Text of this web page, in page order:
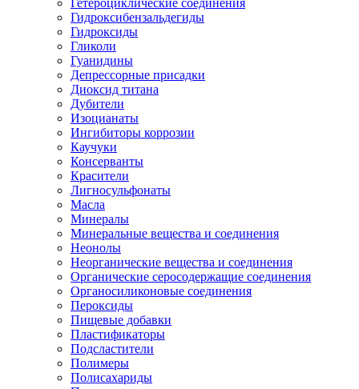
Гетероциклические соединения
Гидроксибензальдегиды
Гидроксиды
Гликоли
Гуанидины
Депрессорные присадки
Диоксид титана
Дубители
Изоцианаты
Ингибиторы коррозии
Каучуки
Консерванты
Красители
Лигносульфонаты
Масла
Минералы
Минеральные вещества и соединения
Неонолы
Неорганические вещества и соединения
Органические серосодержащие соединения
Органосиликоновые соединения
Пероксиды
Пищевые добавки
Пластификаторы
Подсластители
Полимеры
Полисахариды